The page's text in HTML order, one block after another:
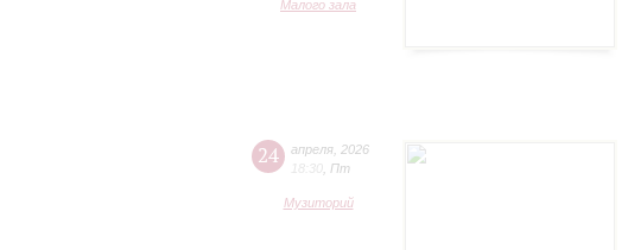
Малого зала
24 апреля 2026
18:30 Пт
Музиторий